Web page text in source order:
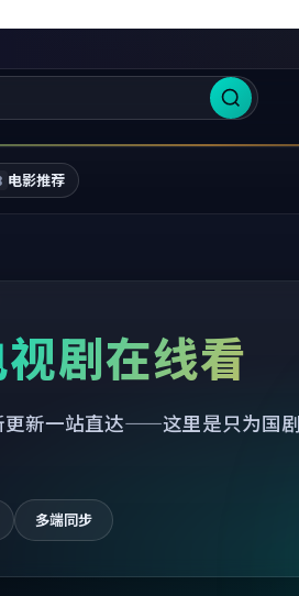
电影推荐
剧在线看
更新一站直达——这里是只为国
多端同步